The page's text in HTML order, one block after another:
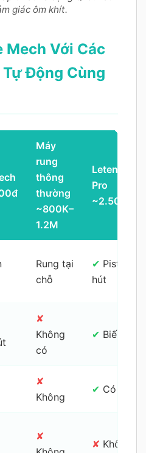
giác ôm khít.
Mech Với Các
Động Cùng
Máy
rung
thông
thường
~800K–
1.2M
Leten 708
Pro
Rung tại
chỗ
✔ Piston +
hút
✘
Không
có
✔ Biến tốc
✘
Không
✔ Có
✘
✘ Không